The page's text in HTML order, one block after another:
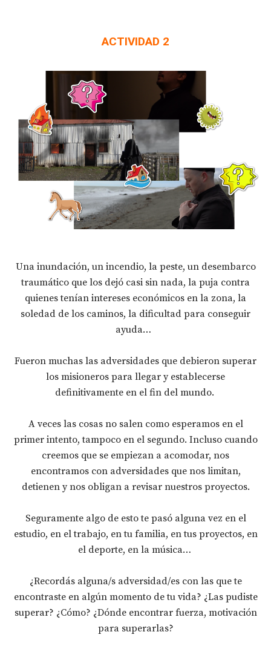
ACTIVIDAD 2
Una inundación, un incendio, la peste, un desembarco
traumático que los dejó casi sin nada, la puja contra
quienes tenían intereses económicos en la zona, la
soledad de los caminos, la dificultad para conseguir
ayuda…
Fueron muchas las adversidades que debieron superar
los misioneros para llegar y establecerse
definitivamente en el fin del mundo.
A veces las cosas no salen como esperamos en el
primer intento, tampoco en el segundo. Incluso cuando
creemos que se empiezan a acomodar, nos
encontramos con adversidades que nos limitan,
detienen y nos obligan a revisar nuestros proyectos.
Seguramente algo de esto te pasó alguna vez en el
estudio, en el trabajo, en tu familia, en tus proyectos, en
el deporte, en la música…
¿Recordás alguna/s adversidad/es con las que te
encontraste en algún momento de tu vida? ¿Las pudiste
superar? ¿Cómo? ¿Dónde encontrar fuerza, motivación
para superarlas?